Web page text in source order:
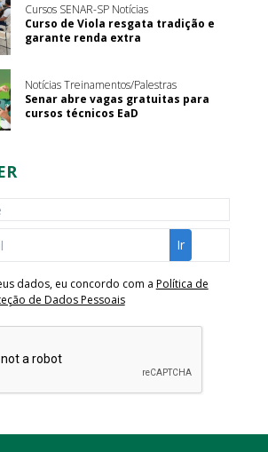
Cursos SENAR-SP Notícias
Curso de Viola resgata tradição e
garante renda extra
Notícias Treinamentos/Palestras
Senar abre vagas gratuitas para
cursos técnicos EaD
dados, eu concordo com a Política de
de Dados Pessoais